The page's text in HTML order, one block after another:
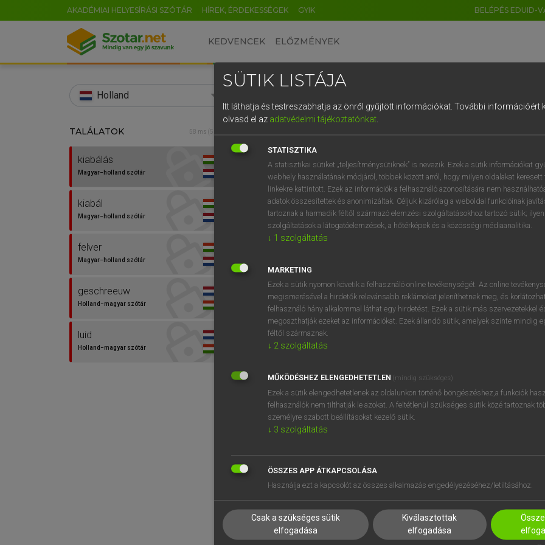
AKADÉMIAI HELYESÍRÁSI SZÓTÁR HÍREK, ÉRDEKESSÉGEK GYIK BELÉPÉS EDUID-
KEDVENCEK ELŐZMÉNYEK
Holland
TALÁLATOK 58 ms (5 db)
kiabálás
Magyar−holland szótár
kiabál
Magyar−holland szótár
felver
Magyar−holland szótár
geschreeuw
Holland−magyar szótár
luid
Holland−magyar szótár
Magyar−holland szótár
VAN ELŐFIZETÉSED?
megtekintéséhez.
BELÉPÉS
próbaverziójának
regisztrálok ésbelépek.
REGISZTRÁCIÓ
SÜTIK LISTÁJA
Itt láthatja és testreszabhatja az önről gyűjtött információkat. További információért
olvasd el az adatvédelmi tájékoztatónkat.
STATISZTIKA
A statisztikai sütiket „teljesítménysütiknek” is nevezik. Ezek a sütik információkat
webhely használatának módjáról, többek között arról, hogy milyen oldalakat keresett
linkekre kattintott. Ezek az információk a felhasználó azonosítására nem
adatok összesítettek és anonimizáltak. Céljuk kizárólag a weboldal funkcióinak
tartoznak a harmadik féltől származó elemzési szolgáltatásokhoz tartozó sütik;
szolgáltatások a látogatóelemzések, a hőtérképek és a közösségi médiaanalitika.
↓ 1 szolgáltatás
MARKETING
Ezek a sütik nyomon követik a felhasználó online tevékenységét. Az online
megismerésével a hirdetők relevánsabb reklámokat jeleníthetnek meg, és
felhasználó hány alkalommal láthat egy hirdetést. Ezek a sütik más szervezetekkel
megoszthatják ezeket az információkat. Ezek állandó sütik, amelyek szinte mindig
féltől származnak.
↓ 2 szolgáltatás
MŰKÖDÉSHEZ ELENGEDHETETLEN (mindig szükséges)
Ezek a sütik elengedhetetlenek az oldalunkon történő böngészéshez,a funkciók
felhasználók nem tilthatják le azokat. A feltétlenül szükséges sütik közé tartoznak
személyre szabott beállításokat kezelő sütik.
↓ 3 szolgáltatás
ÖSSZES APP ÁTKAPCSOLÁSA
Használja ezt a kapcsolót az összes alkalmazás engedélyezéséhez/letiltásához.
Csak a szükséges sütik
elfogadása
Kiválasztottak
elfogadása
EN HU DE CN FR ES IT NL
0 1 2 3 4 5 6 7 8 9
q w e r t z u i
a s d f g h j k l é
í y x c v b n m , .